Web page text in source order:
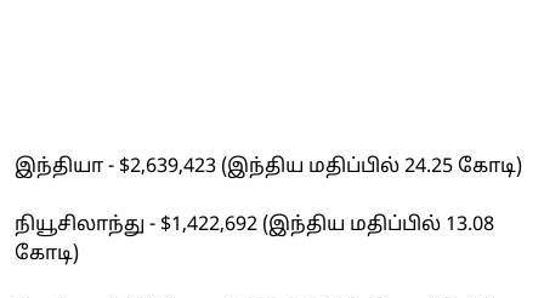
இந்தியா - $2,639,423 (இந்திய மதிப்பில் 24.25 கோடி)
நியூசிலாந்து - $1,422,692 (இந்திய மதிப்பில் 13.08
கோடி)